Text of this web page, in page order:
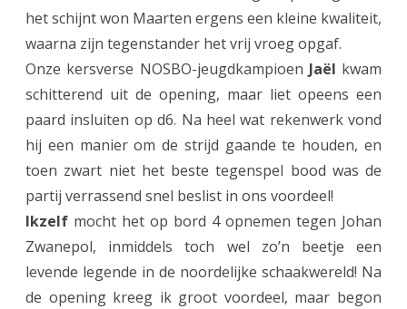
e
a
t
i
i
t
het schijnt won Maarten ergens een kleine kwaliteit,
waarna zijn tegenstander het vrij vroeg opgaf.
Onze kersverse NOSBO-jeugdkampioen Jaël kwam
schitterend uit de opening, maar liet opeens een
paard insluiten op d6. Na heel wat rekenwerk vond
hij een manier om de strijd gaande te houden, en
toen zwart niet het beste tegenspel bood was de
partij verrassend snel beslist in ons voordeel!
Ikzelf mocht het op bord 4 opnemen tegen Johan
Zwanepol, inmiddels toch wel zo’n beetje een
levende legende in de noordelijke schaakwereld! Na
de opening kreeg ik groot voordeel, maar begon